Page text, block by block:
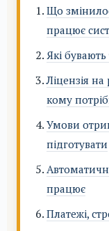
Що
працює
Які
Ліцензія
кому
Умови
підготувати
працює
Платежі,